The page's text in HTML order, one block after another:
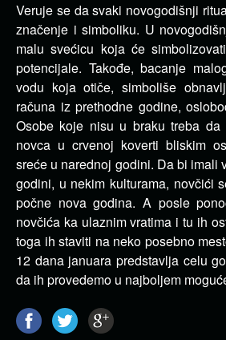
Veruje se da svaki novogodišnji
značenje i simboliku. U
malu svećicu koja će
potencijale. Takođe, bacanje
vodu koja otiče, simboliše
računa iz prethodne godine,
Osobe koje nisu u braku treba da
novca u crvenoj koverti bliskim
sreće u narednoj godini. Da bi imali
godini, u nekim kulturama, novčići
počne nova godina. A posle
novčića ka ulaznim vratima i tu ih
toga ih staviti na neko posebno
12 dana januara predstavlja celu
da ih provedemo u najboljem